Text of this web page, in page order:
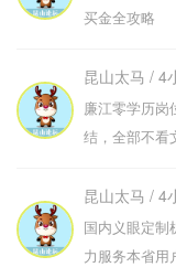
买金全攻略
昆山太马 / 4
廉江零学历岗
结，全部不看
昆山太马 / 4
国内义眼定制
力服务本省用